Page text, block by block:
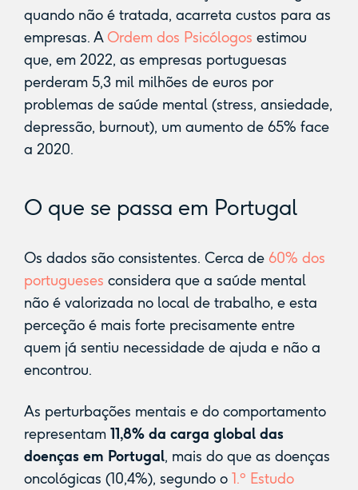
quando não é tratada, acarreta custos para as
empresas. A Ordem dos Psicólogos estimou
que, em 2022, as empresas portuguesas
perderam 5,3 mil milhões de euros por
problemas de saúde mental (stress, ansiedade,
depressão, burnout), um aumento de 65% face
a 2020.
O que se passa em Portugal
Os dados são consistentes. Cerca de 60% dos
portugueses considera que a saúde mental
não é valorizada no local de trabalho, e esta
perceção é mais forte precisamente entre
quem já sentiu necessidade de ajuda e não a
encontrou.
As perturbações mentais e do comportamento
representam 11,8% da carga global das
doenças em Portugal, mais do que as doenças
oncológicas (10,4%), segundo o 1.º Estudo